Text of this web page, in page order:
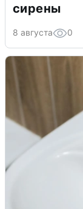
сирены
8 августа 0